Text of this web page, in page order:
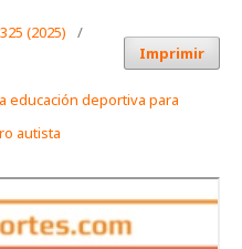
(2025)
/
Imprimir
educación deportiva para
autista